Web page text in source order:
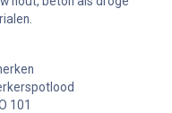
101